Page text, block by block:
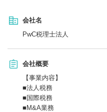
会社名
PwC税理士法人
会社概要
【事業内容】
■法人税務
■国際税務
■M&A業務